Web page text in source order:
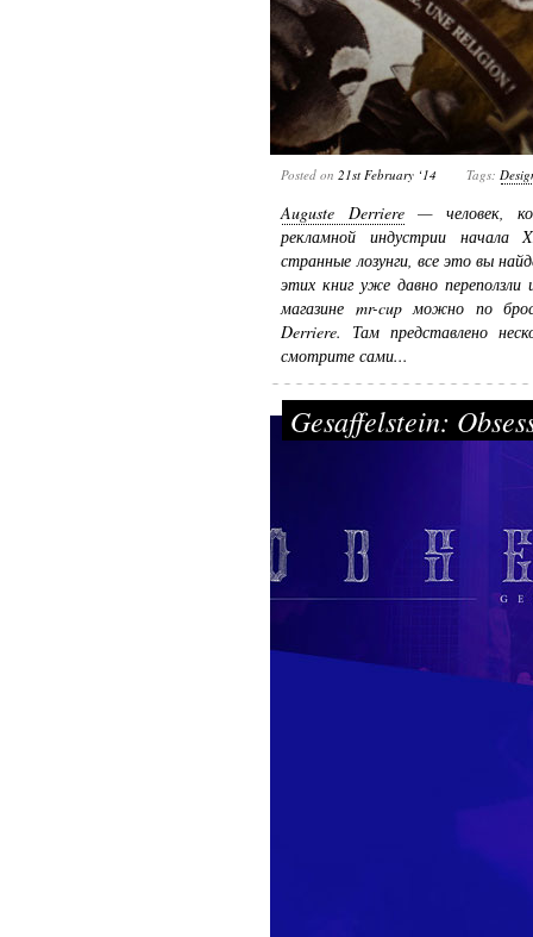
Posted on 21st February ‘14 Tags:
Auguste Derriere— человек,
рекламной индустрии начала
странные лозунги, все это вы
этих книг уже давно
магазине mr-cup можно по
Derriere. Там представлено
смотрите сами...
Gesaffelstein: